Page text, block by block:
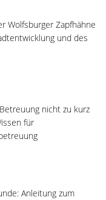
Wolfsburger Zapfhähne
und des
nicht zu kurz
für
Anleitung zum